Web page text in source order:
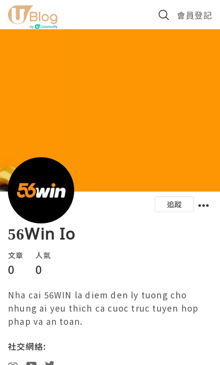
會員登記
追蹤
56Win Io
文章
0
人氣
0
Nha cai 56WIN la diem den ly tuong cho
nhung ai yeu thich ca cuoc truc tuyen hop
phap va an toan.
社交網絡: